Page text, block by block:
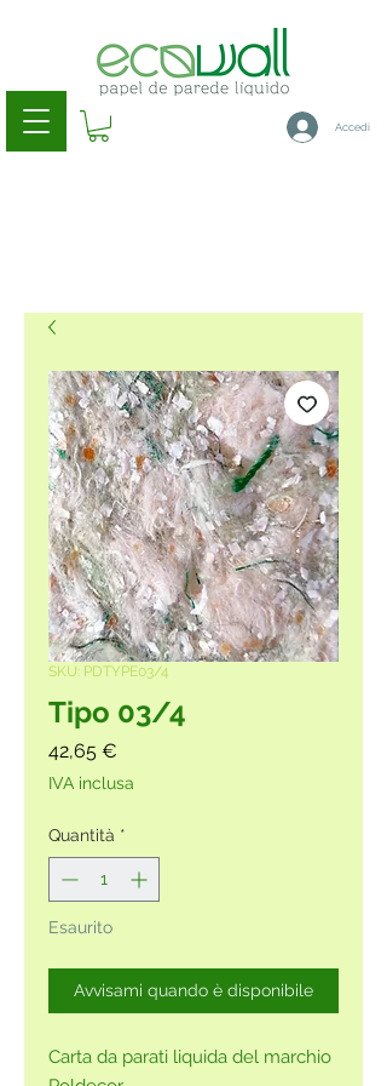
Accedi
SKU: PDTYPE03/4
Tipo 03/4
42,65 €
IVA inclusa
Quantità *
Esaurito
Avvisami quando è disponibile
Carta da parati liquida del marchio